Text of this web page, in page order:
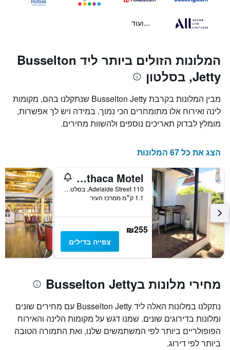
...ועוד
המלונות הזולים ביותר ליד Busselton
Jetty, בסלטון
מבין המלונות בקרבת Busselton Jetty שנתקלנו בהם, מקומות
לינה ואירוח אלו מתומחרים הכי נמוך. במידה ויש לך אפשרות,
מומלץ לבדוק תאריכים נוספים ולהשוות מחירים.
הצג את כל 67 המלונות
Busselton Ithaca Motel
110 Adelaide Street, בסלטון, WA, אוסטרליה
1.1 ק״מ ממרכז העיר
₪255
צפייה בדילים
מחירי מלונות בBusselton Jetty
נתקלנו במלונות האלה ליד Busselton Jetty עם מחירים שונים
ומלונות בדירוגים שונים. שמנו דגש על מקומות הלינה והאירוח
הפופולריים ביותר לפי המשתמשים שלנו, ואת התמורה הטובה
ביותר לפי דירוג.